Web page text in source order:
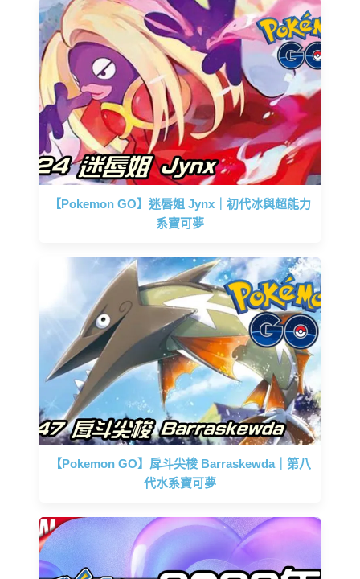
【Pokemon GO】迷唇姐 Jynx｜初代冰與超能力
系寶可夢
【Pokemon GO】戽斗尖梭 Barraskewda｜第八
代水系寶可夢